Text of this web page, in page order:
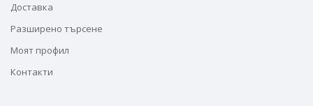
Доставка
Разширено търсене
Моят профил
Контакти